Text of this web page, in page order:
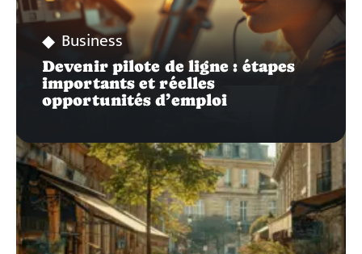
Business
Devenir pilote de ligne : étapes
importants et réelles
opportunités d’emploi